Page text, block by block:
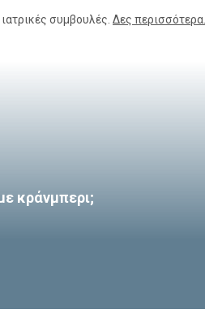
συμβουλές. Δες περισσότερα.
κράνμπερι;